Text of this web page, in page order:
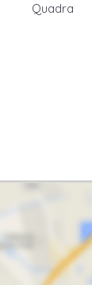
Quadra